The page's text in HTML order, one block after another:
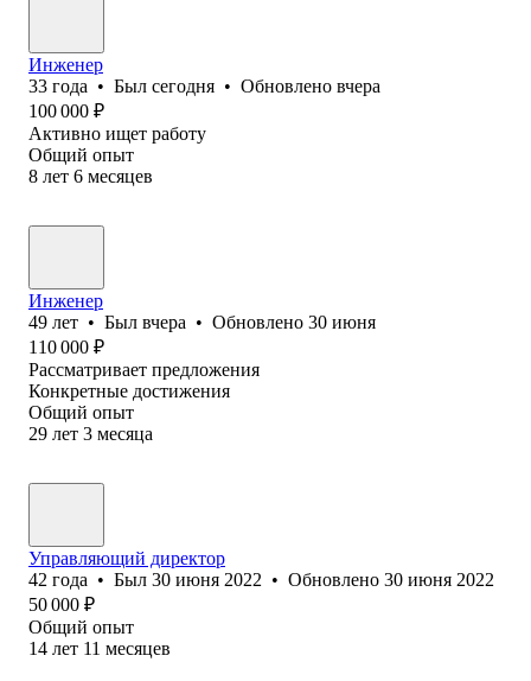
Инженер
33 года • Был сегодня • Обновлено вчера
100 000 ₽
Активно ищет работу
Общий опыт
8 лет 6 месяцев
Инженер
49 лет • Был вчера • Обновлено 30 июня
110 000 ₽
Рассматривает предложения
Конкретные достижения
Общий опыт
29 лет 3 месяца
Управляющий директор
42 года • Был 30 июня 2022 • Обновлено 30 июня 2022
50 000 ₽
Общий опыт
14 лет 11 месяцев